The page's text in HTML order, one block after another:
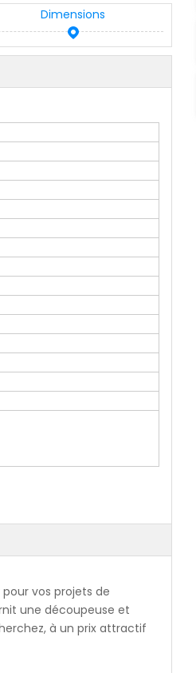
Dimensions
vos projets de
une découpeuse et
à un prix attractif